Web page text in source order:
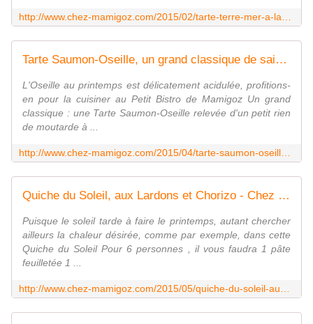
Tarte Saumon-Oseille, un grand classique de saison - Chez Mamigoz
L'Oseille au printemps est délicatement acidulée, profitions-
en pour la cuisiner au Petit Bistro de Mamigoz Un grand
classique : une Tarte Saumon-Oseille relevée d'un petit rien
de moutarde à ...
Quiche du Soleil, aux Lardons et Chorizo - Chez Mamigoz
Puisque le soleil tarde à faire le printemps, autant chercher
ailleurs la chaleur désirée, comme par exemple, dans cette
Quiche du Soleil Pour 6 personnes , il vous faudra 1 pâte
feuilletée 1 ...